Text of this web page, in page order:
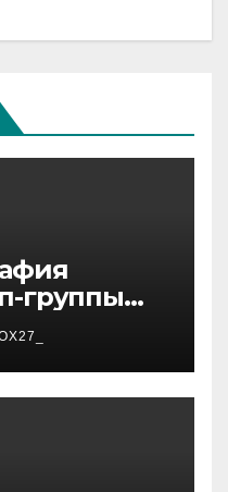
группы
музыка